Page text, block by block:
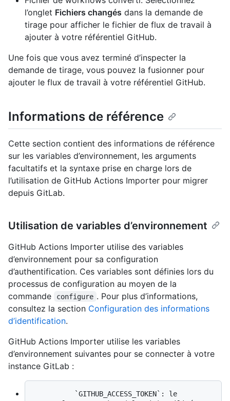
l’onglet Fichiers changés dans la demande de
tirage pour afficher le fichier de flux de travail à
ajouter à votre référentiel GitHub.
Une fois que vous avez terminé d’inspecter la
demande de tirage, vous pouvez la fusionner pour
ajouter le flux de travail à votre référentiel GitHub.
Informations de référence
Cette section contient des informations de référence
sur les variables d’environnement, les arguments
facultatifs et la syntaxe prise en charge lors de
l’utilisation de GitHub Actions Importer pour migrer
depuis GitLab.
Utilisation de variables d’environnement
GitHub Actions Importer utilise des variables
d’environnement pour sa configuration
d’authentification. Ces variables sont définies lors du
processus de configuration au moyen de la
commande
configure . Pour plus d’informations,
consultez la section Configuration des informations
d’identification.
GitHub Actions Importer utilise les variables
d’environnement suivantes pour se connecter à votre
instance GitLab :